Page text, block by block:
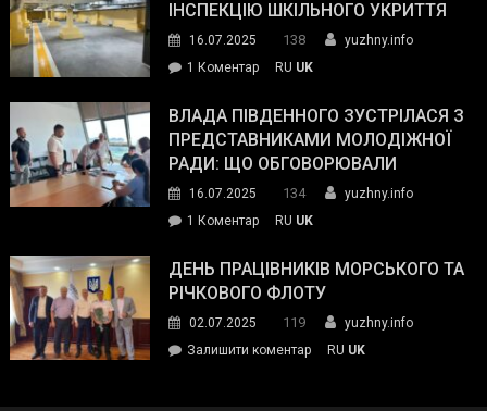
«Наш
спільний
окупанти.
Маємо
діяти
команда
власноруч
пожежу
у
ІНСПЕКЦІЮ ШКІЛЬНОГО УКРИТТЯ
16.07.2025 138
yuzhny.info
1 Коментардо
Південного
провів
інспекцію
укриття
RU UK
ВЛАДА ПІВДЕННОГО ЗУСТРІЛАСЯ З
ПРЕДСТАВНИКАМИ МОЛОДІЖНОЇ
РАДИ: ЩО ОБГОВОРЮВАЛИ
16.07.2025 134
yuzhny.info
1 Коментардо
Південного
зустрілася
представниками
молодіжної
RU UK
ДЕНЬ ПРАЦІВНИКІВ МОРСЬКОГО ТА
РІЧКОВОГО ФЛОТУ
02.07.2025 119
yuzhny.info
Залишити коментарon
RU UK